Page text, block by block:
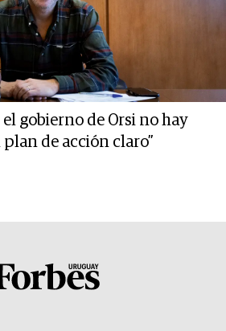
gobierno de Orsi no hay
de acción claro”